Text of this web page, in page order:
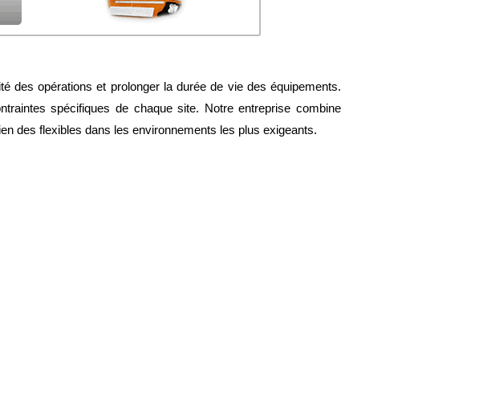
des opérations et prolonger la durée de vie des équipements.
spécifiques de chaque site. Notre entreprise combine
des flexibles dans les environnements les plus exigeants.